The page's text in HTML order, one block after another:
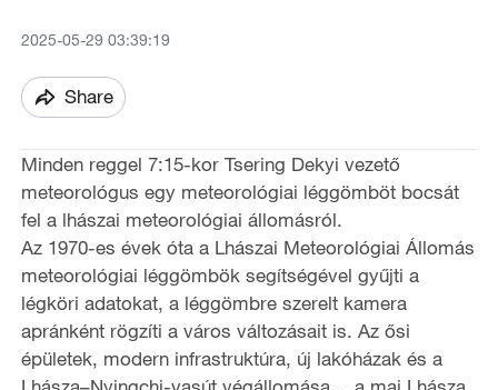
2025-05-29 03:39:19
Share
Minden reggel 7:15-kor Tsering Dekyi vezető
meteorológus egy meteorológiai léggömböt bocsát
fel a lhászai meteorológiai állomásról.
Az 1970-es évek óta a Lhászai Meteorológiai Állomás
meteorológiai léggömbök segítségével gyűjti a
légköri adatokat, a léggömbre szerelt kamera
apránként rögzíti a város változásait is. Az ősi
épületek, modern infrastruktúra, új lakóházak és a